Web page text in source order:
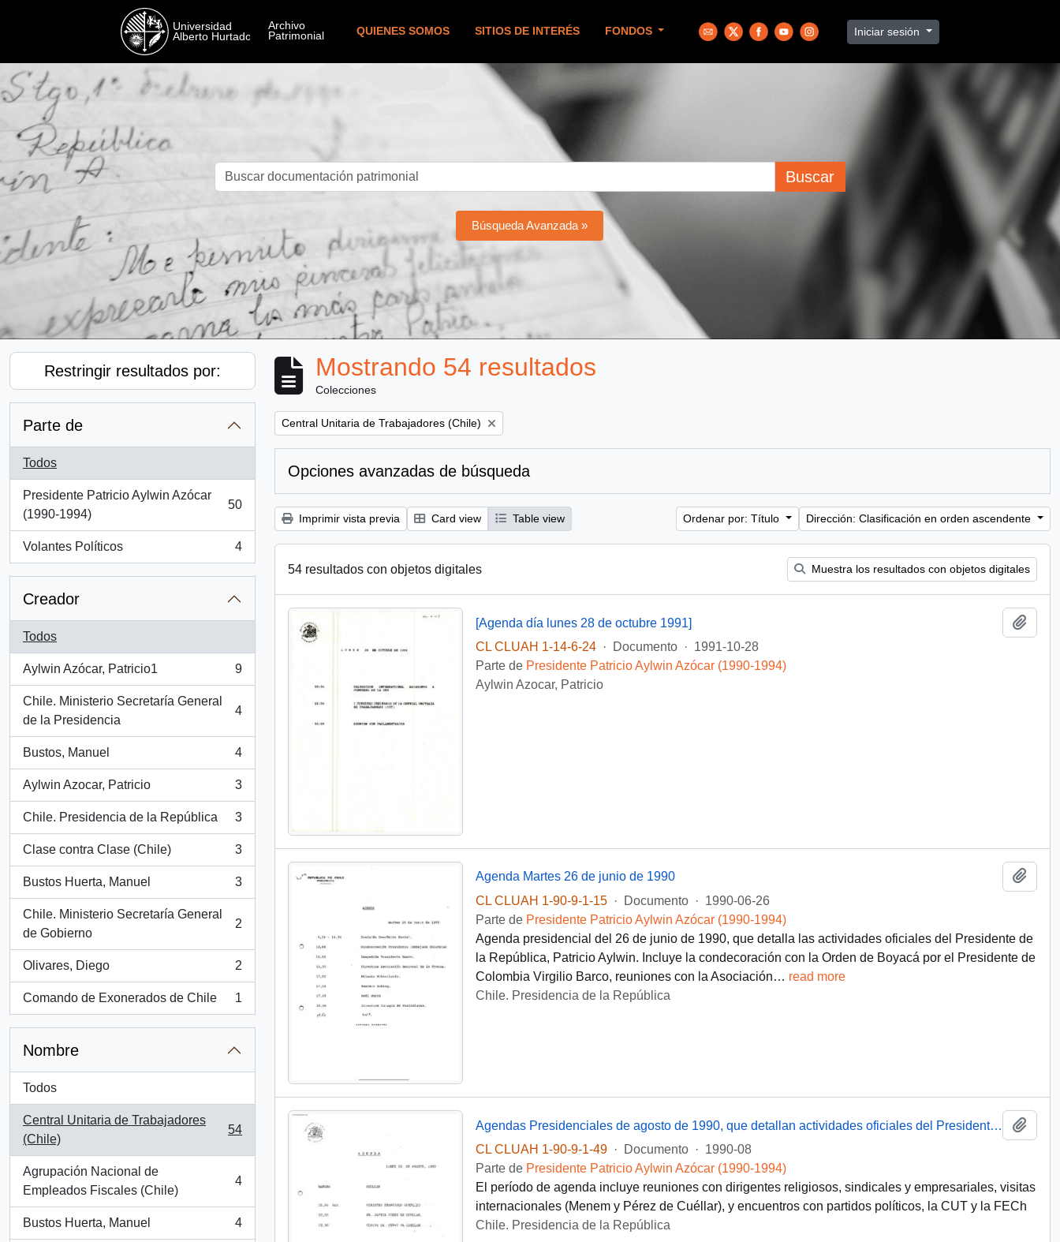
QUIENES SOMOS SITIOS DE INTERÉS FONDOS Iniciar sesión
Buscar
Búsqueda Avanzada »
Restringir resultados por:
Parte de
Todos
Presidente Patricio Aylwin Azócar
(1990-1994)
, 50 resultados
50
Volantes Políticos
, 4 resultados
4
Creador
Todos
Aylwin Azócar, Patricio1
, 9 resultados
9
Chile. Ministerio Secretaría General
de la Presidencia
, 4 resultados
4
Bustos, Manuel
, 4 resultados
4
Aylwin Azocar, Patricio
, 3 resultados
3
Chile. Presidencia de la República
, 3 resultados
3
Clase contra Clase (Chile)
, 3 resultados
3
Bustos Huerta, Manuel
, 3 resultados
3
Chile. Ministerio Secretaría General
de Gobierno
, 2 resultados
2
Olivares, Diego
, 2 resultados
2
Comando de Exonerados de Chile
, 1 resultados
1
Nombre
Todos
Central Unitaria de Trabajadores
(Chile)
, 54 resultados
54
Agrupación Nacional de
Empleados Fiscales (Chile)
, 4 resultados
4
Bustos Huerta, Manuel
, 4 resultados
4
Mostrando 54 resultados
Colecciones
Remove filter:
Central Unitaria de Trabajadores (Chile)
Opciones avanzadas de búsqueda
Imprimir vista previa Card view Table view Ordenar por: Título Dirección: Clasificación en orden ascendente
54 resultados con objetos digitales Muestra los resultados con objetos digitales
[Agenda día lunes 28 de octubre 1991]
CL CLUAH 1-14-6-24
· Documento · 1991-10-28
Parte de Presidente Patricio Aylwin Azócar (1990-1994)
Aylwin Azocar, Patricio
Agenda Martes 26 de junio de 1990
CL CLUAH 1-90-9-1-15
· Documento · 1990-06-26
Parte de Presidente Patricio Aylwin Azócar (1990-1994)
Agenda presidencial del 26 de junio de 1990, que detalla las actividades oficiales del Presidente de
la República, Patricio Aylwin. Incluye la condecoración con la Orden de Boyacá por el Presidente de
Colombia Virgilio Barco, reuniones con la Asociación… read more
Chile. Presidencia de la República
Agendas Presidenciales de agosto de 1990, que detallan actividades oficiales del Presidente Patricio Aylwin entre el 20 y el 31 de agosto
CL CLUAH 1-90-9-1-49
· Documento · 1990-08
Parte de Presidente Patricio Aylwin Azócar (1990-1994)
El período de agenda incluye reuniones con dirigentes religiosos, sindicales y empresariales, visitas
internacionales (Menem y Pérez de Cuéllar), y encuentros con partidos políticos, la CUT y la FECh
Chile. Presidencia de la República